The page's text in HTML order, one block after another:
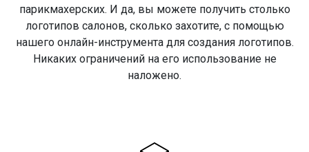
парикмахерских. И да, вы можете получить столько
логотипов салонов, сколько захотите, с помощью
нашего онлайн-инструмента для создания логотипов.
Никаких ограничений на его использование не
наложено.